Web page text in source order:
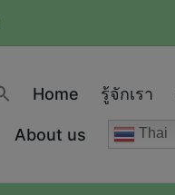
Home รู้จักเรา
About us Thai